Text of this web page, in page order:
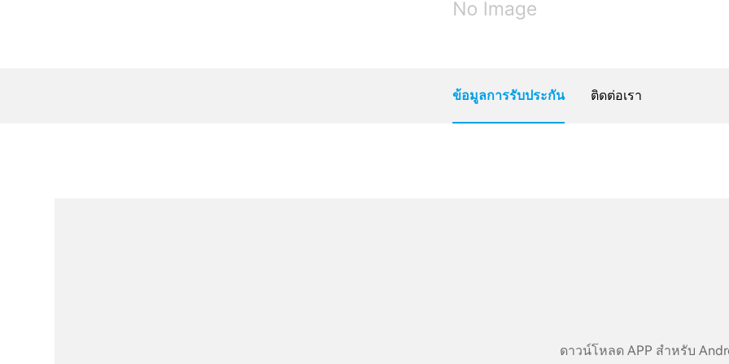
ข้อมูลการรับประกัน ติดต่อเรา
ดาวน์โหลด APP สำหรับ